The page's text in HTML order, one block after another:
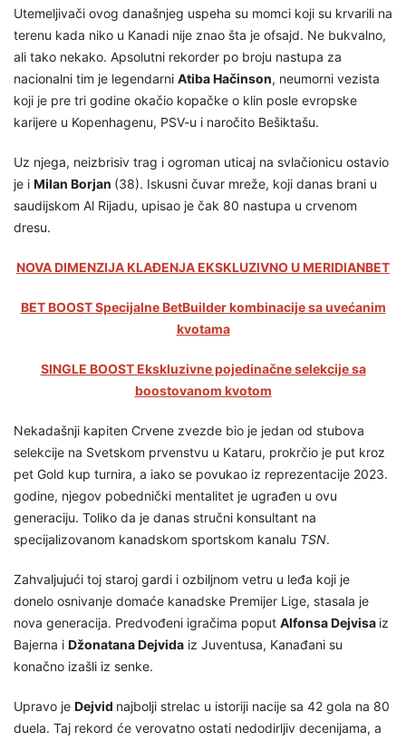
Utemeljivači ovog današnjeg uspeha su momci koji su krvarili na
terenu kada niko u Kanadi nije znao šta je ofsajd. Ne bukvalno,
ali tako nekako. Apsolutni rekorder po broju nastupa za
nacionalni tim je legendarni Atiba Hačinson, neumorni vezista
koji je pre tri godine okačio kopačke o klin posle evropske
karijere u Kopenhagenu, PSV-u i naročito Bešiktašu.
Uz njega, neizbrisiv trag i ogroman uticaj na svlačionicu ostavio
je i Milan Borjan (38). Iskusni čuvar mreže, koji danas brani u
saudijskom Al Rijadu, upisao je čak 80 nastupa u crvenom
dresu.
NOVA DIMENZIJA KLAĐENJA EKSKLUZIVNO U MERIDIANBET
BET BOOST Specijalne BetBuilder kombinacije sa uvećanim
kvotama
SINGLE BOOST Ekskluzivne pojedinačne selekcije sa
boostovanom kvotom
Nekadašnji kapiten Crvene zvezde bio je jedan od stubova
selekcije na Svetskom prvenstvu u Kataru, prokrčio je put kroz
pet Gold kup turnira, a iako se povukao iz reprezentacije 2023.
godine, njegov pobednički mentalitet je ugrađen u ovu
generaciju. Toliko da je danas stručni konsultant na
specijalizovanom kanadskom sportskom kanalu TSN.
Zahvaljujući toj staroj gardi i ozbiljnom vetru u leđa koji je
donelo osnivanje domaće kanadske Premijer Lige, stasala je
nova generacija. Predvođeni igračima poput Alfonsa Dejvisa iz
Bajerna i Džonatana Dejvida iz Juventusa, Kanađani su
konačno izašli iz senke.
Upravo je Dejvid najbolji strelac u istoriji nacije sa 42 gola na 80
duela. Taj rekord će verovatno ostati nedodirljiv decenijama, a